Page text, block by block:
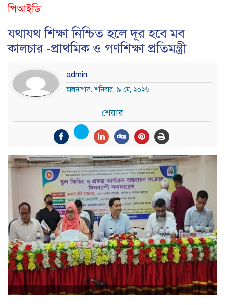
পিআইডি
যথাযথ শিক্ষা নিশ্চিত হলে দূর হবে মব
কালচার -প্রাথমিক ও গণশিক্ষা প্রতিমন্ত্রী
admin
হালনাগাদ: শনিবার, ৯ মে, ২০২৬
শেয়ার